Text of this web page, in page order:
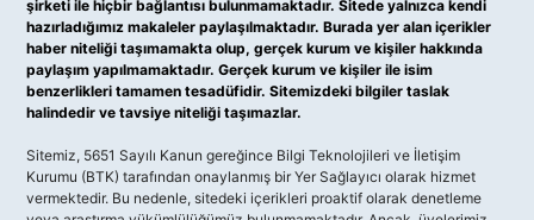
şirketi ile hiçbir bağlantısı bulunmamaktadır. Sitede yalnızca kendi
hazırladığımız makaleler paylaşılmaktadır. Burada yer alan içerikler
haber niteliği taşımamakta olup, gerçek kurum ve kişiler hakkında
paylaşım yapılmamaktadır. Gerçek kurum ve kişiler ile isim
benzerlikleri tamamen tesadüfidir. Sitemizdeki bilgiler taslak
halindedir ve tavsiye niteliği taşımazlar.
Sitemiz, 5651 Sayılı Kanun gereğince Bilgi Teknolojileri ve İletişim
Kurumu (BTK) tarafından onaylanmış bir Yer Sağlayıcı olarak hizmet
vermektedir. Bu nedenle, sitedeki içerikleri proaktif olarak denetleme